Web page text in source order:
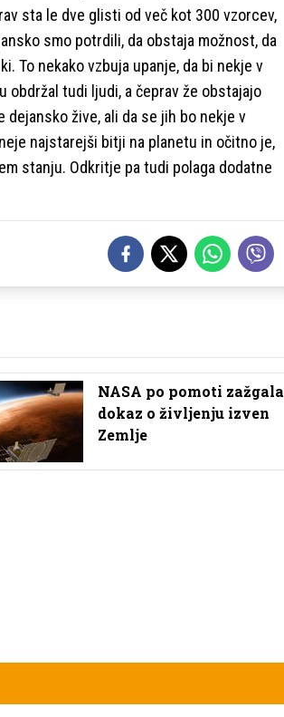
sta le dve glisti od več kot 300 vzorcev,
smo potrdili, da obstaja možnost, da
To nekako vzbuja upanje, da bi nekje v
tudi ljudi, a čeprav že obstajajo
dejansko žive, ali da se jih bo nekje v
najstarejši bitji na planetu in očitno je,
stanju. Odkritje pa tudi polaga dodatne
NASA po pomoti zažgala
dokaz o življenju izven
Zemlje